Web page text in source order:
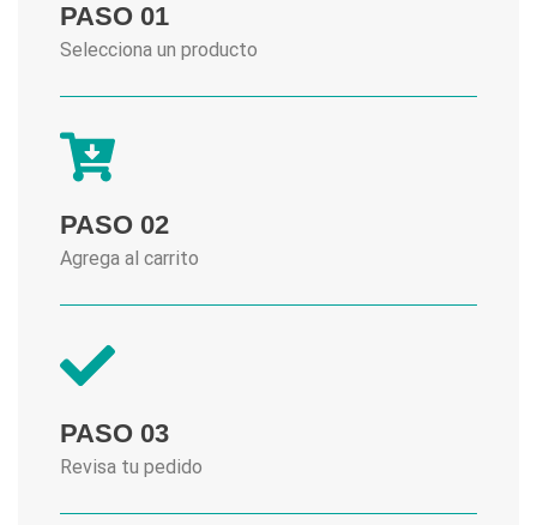
PASO 01
Selecciona un producto
PASO 02
Agrega al carrito
PASO 03
Revisa tu pedido